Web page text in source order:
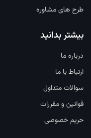
طرح های مشاوره
بیشتر بدانید
درباره ما
ارتباط با ما
سوالات متداول
قوانین و مقررات
حریم خصوصی